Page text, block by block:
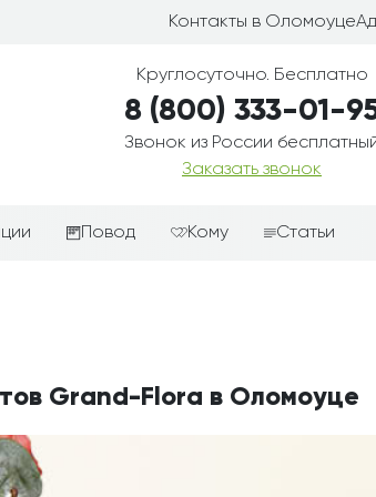
Контакты в Оломоуце
Круглосуточно. Бесплатно
8 (800) 333-01-
Звонок из России
Заказать звонок
корзины
Повод
День рождения
Кому
Мужчине
Статьи
Grand-Flora в Оломоуце